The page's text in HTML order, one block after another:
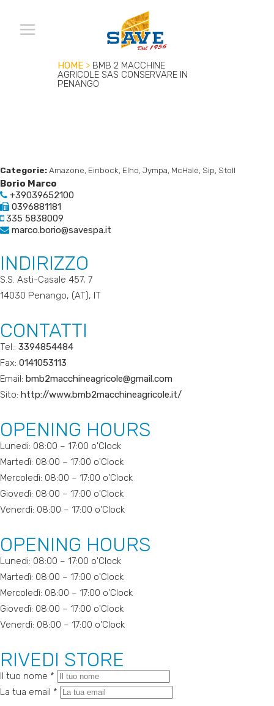
HOME > BMB 2 MACCHINE
AGRICOLE SAS CONSERVARE IN
PENANGO
Categorie:Amazone, Einbock, Elho, Jympa, McHale, Sip, Stoll
Borio Marco
+39039652100
0396881181
335 5838009
marco.borio@savespa.it
INDIRIZZO
S.S. Asti-Casale 457, 7
14030 Penango, (AT), IT
CONTATTI
Tel.: 3394854484
Fax: 0141053113
Email: bmb2macchineagricole@gmail.com
Sito: http://www.bmb2macchineagricole.it/
OPENING HOURS
Lunedi: 08:00 – 17:00 o'Clock
Martedì: 08:00 – 17:00 o'Clock
Mercoledì: 08:00 – 17:00 o'Clock
Giovedì: 08:00 – 17:00 o'Clock
Venerdì: 08:00 – 17:00 o'Clock
OPENING HOURS
Lunedi: 08:00 – 17:00 o'Clock
Martedì: 08:00 – 17:00 o'Clock
Mercoledì: 08:00 – 17:00 o'Clock
Giovedì: 08:00 – 17:00 o'Clock
Venerdì: 08:00 – 17:00 o'Clock
RIVEDI STORE
Il tuo nome *
La tua email *